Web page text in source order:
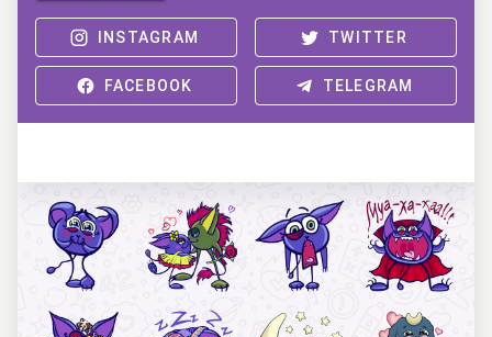
INSTAGRAM TWITTER
FACEBOOK TELEGRAM